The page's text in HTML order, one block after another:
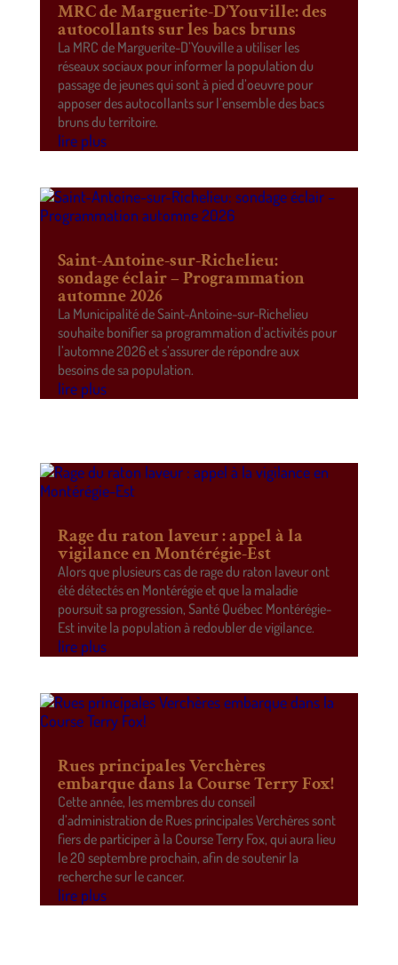
MRC de Marguerite-D’Youville: des
autocollants sur les bacs bruns
La MRC de Marguerite-D’Youville a utiliser les
réseaux sociaux pour informer la population du
passage de jeunes qui sont à pied d’oeuvre pour
apposer des autocollants sur l’ensemble des bacs
bruns du territoire.
lire plus
Saint-Antoine-sur-Richelieu:
sondage éclair – Programmation
automne 2026
La Municipalité de Saint-Antoine-sur-Richelieu
souhaite bonifier sa programmation d’activités pour
l’automne 2026 et s’assurer de répondre aux
besoins de sa population.
lire plus
Rage du raton laveur : appel à la
vigilance en Montérégie-Est
Alors que plusieurs cas de rage du raton laveur ont
été détectés en Montérégie et que la maladie
poursuit sa progression, Santé Québec Montérégie-
Est invite la population à redoubler de vigilance.
lire plus
Rues principales Verchères
embarque dans la Course Terry Fox!
Cette année, les membres du conseil
d’administration de Rues principales Verchères sont
fiers de participer à la Course Terry Fox, qui aura lieu
le 20 septembre prochain, afin de soutenir la
recherche sur le cancer.
lire plus